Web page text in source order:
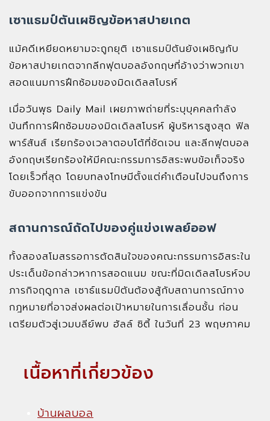
เซาแธมป์ตันเผชิญข้อหาสปายเกต
แม้คดีเหยียดหยามจะถูกยุติ เซาแธมป์ตันยังเผชิญกับ
ข้อหาสปายเกตจากลีกฟุตบอลอังกฤษที่อ้างว่าพวกเขา
สอดแนมการฝึกซ้อมของมิดเดิลสโบรห์
เมื่อวันพุธ Daily Mail เผยภาพถ่ายที่ระบุบุคคลกำลัง
บันทึกการฝึกซ้อมของมิดเดิลสโบรห์ ผู้บริหารสูงสุด ฟิล
พาร์สันส์ เรียกร้องเวลาตอบโต้ที่ชัดเจน และลีกฟุตบอล
อังกฤษเรียกร้องให้มีคณะกรรมการอิสระพบข้อเท็จจริง
โดยเร็วที่สุด โดยบทลงโทษมีตั้งแต่คำเตือนไปจนถึงการ
ขับออกจากการแข่งขัน
สถานการณ์ถัดไปของคู่แข่งเพลย์ออฟ
ทั้งสองสโมสรรอการตัดสินใจของคณะกรรมการอิสระใน
ประเด็นข้อกล่าวหาการสอดแนม ขณะที่มิดเดิลสโบรห์จบ
ภารกิจฤดูกาล เซาธ์แธมป์ตันต้องสู้กับสถานการณ์ทาง
กฎหมายที่อาจส่งผลต่อเป้าหมายในการเลื่อนชั้น ก่อน
เตรียมตัวสู่เวมบลีย์พบ ฮัลล์ ซิตี้ ในวันที่ 23 พฤษภาคม
เนื้อหาที่เกี่ยวข้อง
บ้านผลบอล